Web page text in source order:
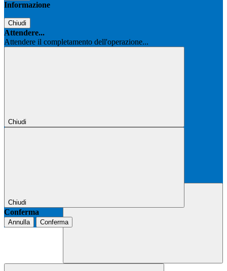
Informazione
Chiudi
Attendere...
Attendere il completamento dell'operazione...
Chiudi
Chiudi
Conferma
Annulla Conferma